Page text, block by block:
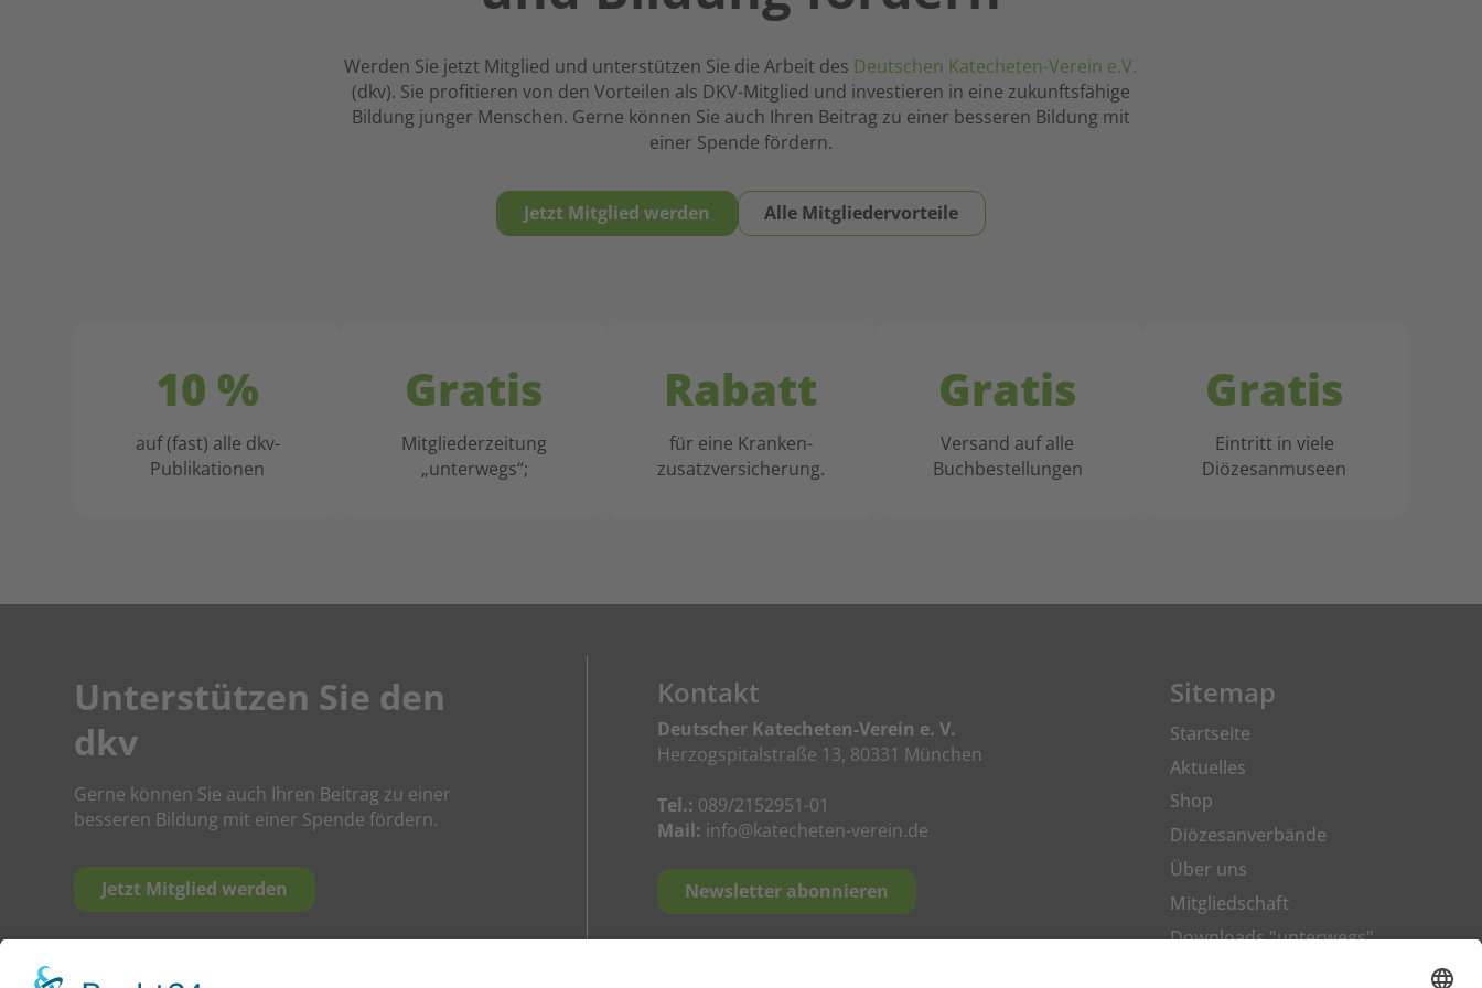
Werden Sie jetzt Mitglied und unterstützen Sie die Arbeit des Deutschen Katecheten-Verein e.V.
(dkv). Sie profitieren von den Vorteilen als DKV-Mitglied und investieren in eine zukunftsfähige
Bildung junger Menschen. Gerne können Sie auch Ihren Beitrag zu einer besseren Bildung mit
einer Spende fördern.
Jetzt Mitglied werden Alle Mitgliedervorteile
10 %
auf (fast) alle dkv-
Publikationen
Gratis
Mitgliederzeitung
„unterwegs“;
Rabatt
für eine Kranken-
zusatzversicherung.
Gratis
Versand auf alle
Buchbestellungen
Gratis
Eintritt in viele
Diözesanmuseen
Unterstützen Sie den
dkv
Gerne können Sie auch Ihren Beitrag zu einer
besseren Bildung mit einer Spende fördern.
Jetzt Mitglied werden
Kontakt
Deutscher Katecheten-Verein e. V.
Herzogspitalstraße 13, 80331 München
Tel.: 089/2152951-01
Mail: info@katecheten-verein.de
Newsletter abonnieren
Sitemap
Startseite
Aktuelles
Shop
Diözesanverbände
Über uns
Mitgliedschaft
Downloads "unterwegs"